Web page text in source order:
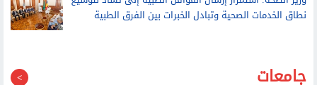
نطاق الخدمات الصحية وتبادل الخبرات بين الفرق الطبية
جامعات